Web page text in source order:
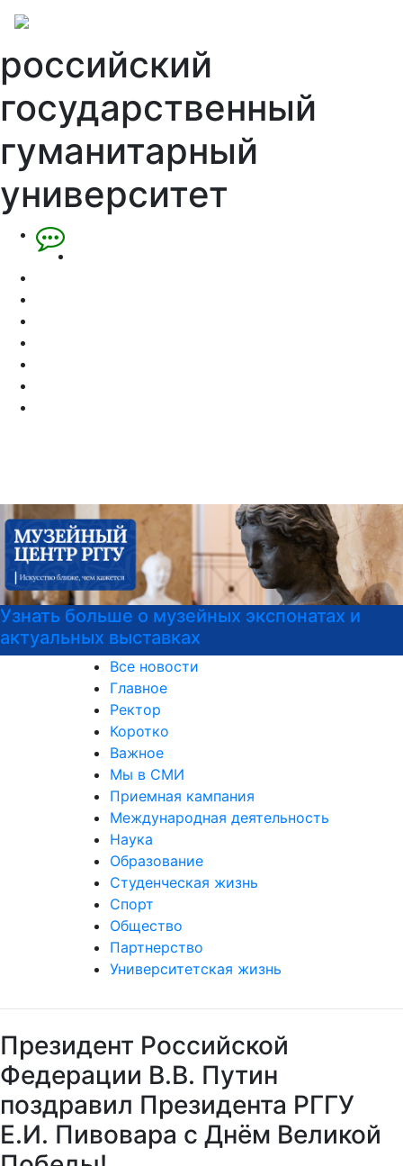
российский
государственный
гуманитарный
университет
Программы профпереподготовки
Все новости
Главное
Ректор
Коротко
Важное
Мы в СМИ
Приемная кампания
Международная деятельность
Наука
Образование
Студенческая жизнь
Спорт
Общество
Партнерство
Университетская жизнь
Федерации В.В. Путин
поздравил Президента РГГУ
Е.И. Пивовара с Днём Великой
Победы!